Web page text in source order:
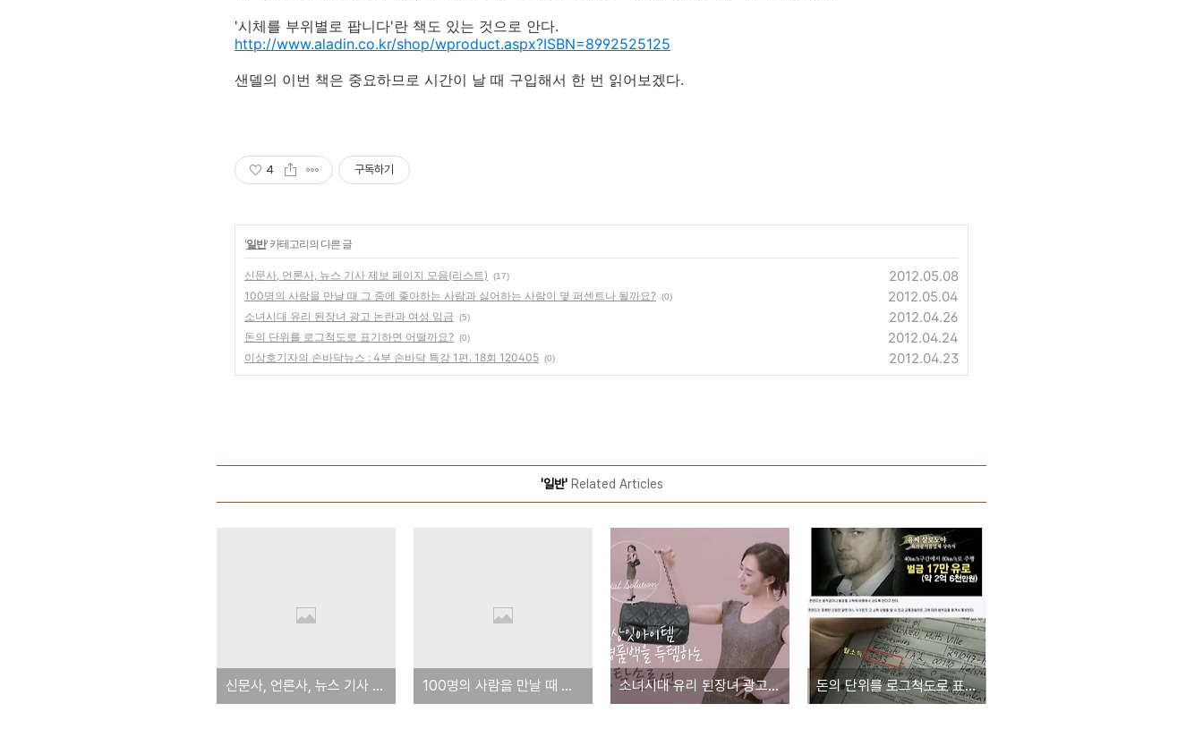
'시체를 부위별로 팝니다'란 책도 있는 것으로 안다.
http://www.aladin.co.kr/shop/wproduct.aspx?ISBN=8992525125
샌델의 이번 책은 중요하므로 시간이 날 때 구입해서 한 번 읽어보겠다.
4 구독하기
'일반' 카테고리의 다른 글
신문사, 언론사, 뉴스 기사 제보 페이지 모음(리스트) (17) 2012.05.08
100명의 사람을 만날 때 그 중에 좋아하는 사람과 싫어하는 사람이 몇 퍼센트나 될까요? (0) 2012.05.04
소녀시대 유리 된장녀 광고 논란과 여성 임금 (5) 2012.04.26
돈의 단위를 로그척도로 표기하면 어떨까요? (0) 2012.04.24
이상호기자의 손바닥뉴스 : 4부 손바닥 특강 1편. 18회 120405 (0) 2012.04.23
'일반'Related Articles
신문사, 언론사, 뉴스 기사 제보 페이지 모음(리스트) 100명의 사람을 만날 때 그 중에 좋아하는 사람과 싫어하는 사람이 몇 퍼센트나 될까요? 소녀시대 유리 된장녀 광고 논란과 여성 임금 돈의 단위를 로그척도로 표기하면 어떨까요?